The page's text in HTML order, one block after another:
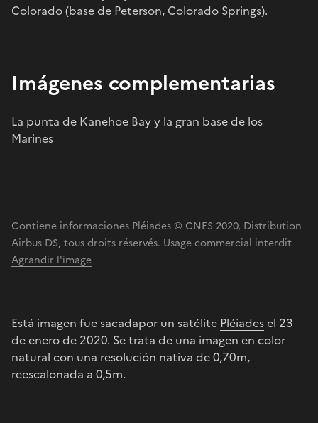
Colorado (base de Peterson, Colorado Springs).
Imágenes complementarias
La punta de Kanehoe Bay y la gran base de los
Marines
Contiene informaciones Pléiades © CNES 2020, Distribution
Airbus DS, tous droits réservés. Usage commercial interdit
Agrandir l'image
Está imagen fue sacadapor un satélite Pléiadesel 23
de enero de 2020. Se trata de una imagen en color
natural con una resolución nativa de 0,70m,
reescalonada a 0,5m.